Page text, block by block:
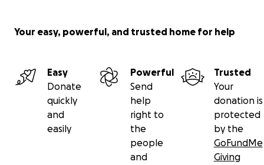
Your easy, powerful, and trusted home for help
Easy
Donate
quickly
and
easily
Powerful
Send
help
right to
the
people
and
Trusted
Your
donation is
protected
by the
GoFundMe
Giving